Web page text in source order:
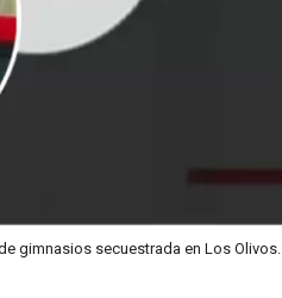
gimnasios secuestrada en Los Olivos.